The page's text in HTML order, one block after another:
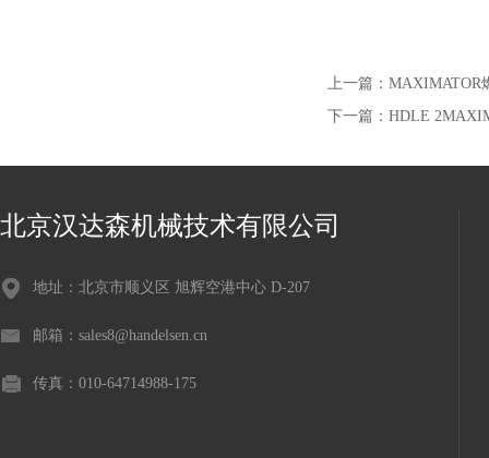
上一篇： MAXIMATOR
下一篇： HDLE
北京汉达森机械技术有限公司
地址：北京市顺义区 旭辉空港中心 D-207
邮箱：sales8@handelsen.cn
传真：010-64714988-175